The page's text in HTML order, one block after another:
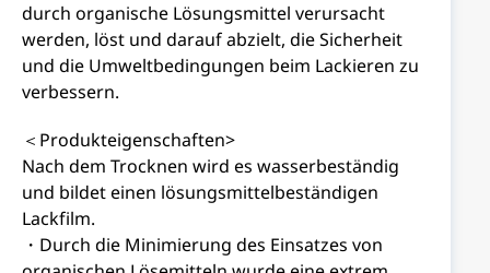
durch organische Lösungsmittel verursacht
werden, löst und darauf abzielt, die Sicherheit
und die Umweltbedingungen beim Lackieren zu
verbessern.
＜Produkteigenschaften>
Nach dem Trocknen wird es wasserbeständig
und bildet einen lösungsmittelbeständigen
Lackfilm.
・Durch die Minimierung des Einsatzes von